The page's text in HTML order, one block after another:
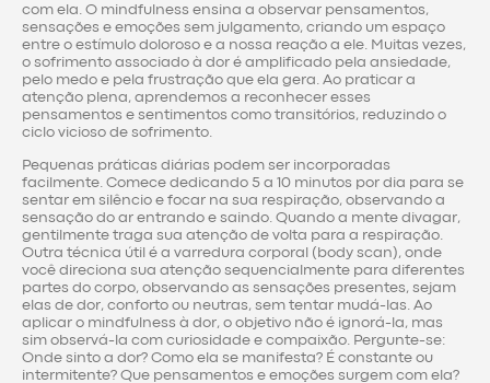
com ela. O mindfulness ensina a observar pensamentos,
sensações e emoções sem julgamento, criando um espaço
entre o estímulo doloroso e a nossa reação a ele. Muitas vezes,
o sofrimento associado à dor é amplificado pela ansiedade,
pelo medo e pela frustração que ela gera. Ao praticar a
atenção plena, aprendemos a reconhecer esses
pensamentos e sentimentos como transitórios, reduzindo o
ciclo vicioso de sofrimento.
Pequenas práticas diárias podem ser incorporadas
facilmente. Comece dedicando 5 a 10 minutos por dia para se
sentar em silêncio e focar na sua respiração, observando a
sensação do ar entrando e saindo. Quando a mente divagar,
gentilmente traga sua atenção de volta para a respiração.
Outra técnica útil é a varredura corporal (body scan), onde
você direciona sua atenção sequencialmente para diferentes
partes do corpo, observando as sensações presentes, sejam
elas de dor, conforto ou neutras, sem tentar mudá-las. Ao
aplicar o mindfulness à dor, o objetivo não é ignorá-la, mas
sim observá-la com curiosidade e compaixão. Pergunte-se:
Onde sinto a dor? Como ela se manifesta? É constante ou
intermitente? Que pensamentos e emoções surgem com ela?